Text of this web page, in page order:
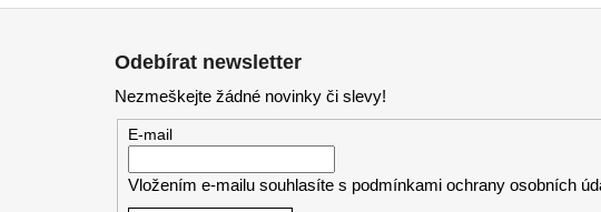
Odebírat newsletter
Nezmeškejte žádné novinky či slevy!
E-mail
Vložením e-mailu souhlasíte s podmínkami ochrany osobních